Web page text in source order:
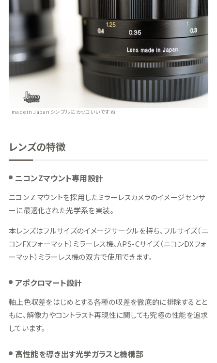
made in Japan シンプルにカッコいいですね
レンズの特徴
ニコンZマウント専用設計
ニコン Z マウントを採用したミラーレスカメラのイメージセンサ
ーに最適化された光学系を実装。
本レンズはフルサイズのイメージサークルを持ち、フルサイズ（ニ
コンFXフォーマット）ミラーレス機、APS-Cサイズ（ニコンDXフォ
ーマット）ミラーレス機の双方で使用できます。
アポクロマート設計
軸上色収差をはじめとする各種の収差を徹底的に排除するとと
もに、解像力やコントラスト再現性に関しても究極の性能を追求
しています。
高性能を導き出す光学ガラスと機構部